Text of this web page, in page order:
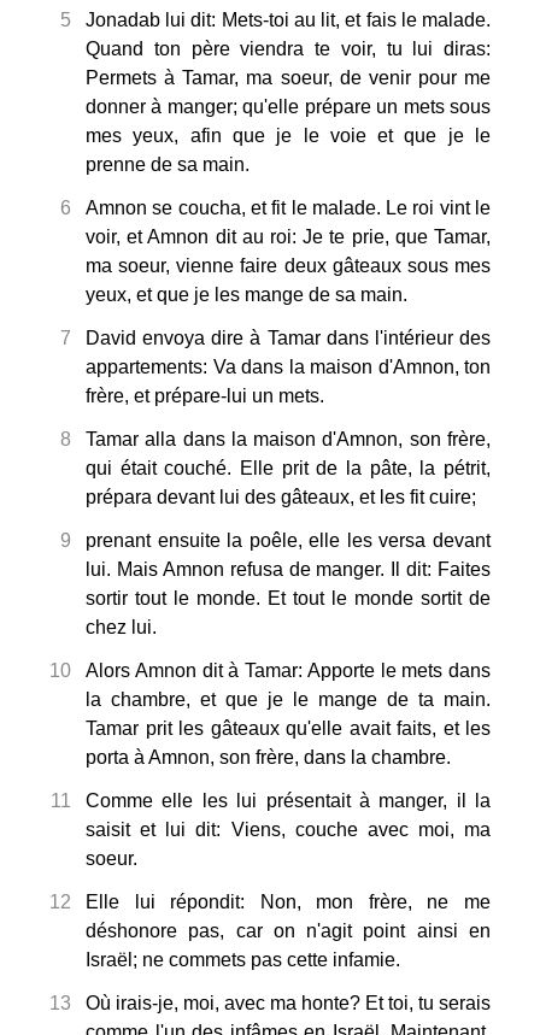
5
Jonadab lui dit: Mets-toi au lit, et fais le malade.
Quand ton père viendra te voir, tu lui diras:
Permets à Tamar, ma soeur, de venir pour me
donner à manger; qu'elle prépare un mets sous
mes yeux, afin que je le voie et que je le
prenne de sa main.
6
Amnon se coucha, et fit le malade. Le roi vint le
voir, et Amnon dit au roi: Je te prie, que Tamar,
ma soeur, vienne faire deux gâteaux sous mes
yeux, et que je les mange de sa main.
7
David envoya dire à Tamar dans l'intérieur des
appartements: Va dans la maison d'Amnon, ton
frère, et prépare-lui un mets.
8
Tamar alla dans la maison d'Amnon, son frère,
qui était couché. Elle prit de la pâte, la pétrit,
prépara devant lui des gâteaux, et les fit cuire;
9
prenant ensuite la poêle, elle les versa devant
lui. Mais Amnon refusa de manger. Il dit: Faites
sortir tout le monde. Et tout le monde sortit de
chez lui.
10
Alors Amnon dit à Tamar: Apporte le mets dans
la chambre, et que je le mange de ta main.
Tamar prit les gâteaux qu'elle avait faits, et les
porta à Amnon, son frère, dans la chambre.
11
Comme elle les lui présentait à manger, il la
saisit et lui dit: Viens, couche avec moi, ma
soeur.
12
Elle lui répondit: Non, mon frère, ne me
déshonore pas, car on n'agit point ainsi en
Israël; ne commets pas cette infamie.
13
Où irais-je, moi, avec ma honte? Et toi, tu serais